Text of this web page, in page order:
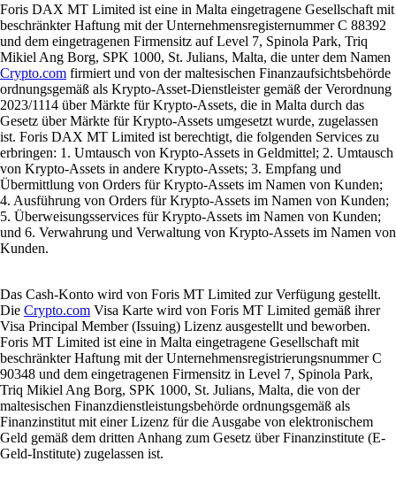
Foris DAX MT Limited ist eine in Malta eingetragene Gesellschaft mit
beschränkter Haftung mit der Unternehmensregisternummer C 88392
und dem eingetragenen Firmensitz auf Level 7, Spinola Park, Triq
Mikiel Ang Borg, SPK 1000, St. Julians, Malta, die unter dem Namen
Crypto.com firmiert und von der maltesischen Finanzaufsichtsbehörde
ordnungsgemäß als Krypto-Asset-Dienstleister gemäß der Verordnung
2023/1114 über Märkte für Krypto-Assets, die in Malta durch das
Gesetz über Märkte für Krypto-Assets umgesetzt wurde, zugelassen
ist. Foris DAX MT Limited ist berechtigt, die folgenden Services zu
erbringen: 1. Umtausch von Krypto-Assets in Geldmittel; 2. Umtausch
von Krypto-Assets in andere Krypto-Assets; 3. Empfang und
Übermittlung von Orders für Krypto-Assets im Namen von Kunden;
4. Ausführung von Orders für Krypto-Assets im Namen von Kunden;
5. Überweisungsservices für Krypto-Assets im Namen von Kunden;
und 6. Verwahrung und Verwaltung von Krypto-Assets im Namen von
Kunden.
Das Cash-Konto wird von Foris MT Limited zur Verfügung gestellt.
Die Crypto.com Visa Karte wird von Foris MT Limited gemäß ihrer
Visa Principal Member (Issuing) Lizenz ausgestellt und beworben.
Foris MT Limited ist eine in Malta eingetragene Gesellschaft mit
beschränkter Haftung mit der Unternehmensregistrierungsnummer C
90348 und dem eingetragenen Firmensitz in Level 7, Spinola Park,
Triq Mikiel Ang Borg, SPK 1000, St. Julians, Malta, die von der
maltesischen Finanzdienstleistungsbehörde ordnungsgemäß als
Finanzinstitut mit einer Lizenz für die Ausgabe von elektronischem
Geld gemäß dem dritten Anhang zum Gesetz über Finanzinstitute (E-
Geld-Institute) zugelassen ist.